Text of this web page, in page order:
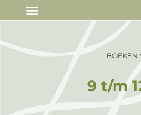
BOEKEN
9 t/m